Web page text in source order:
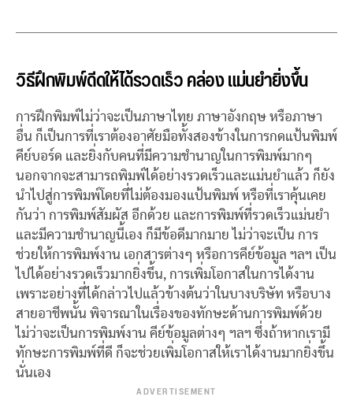
วิธีฝึกพิมพ์ดีดให้ได้รวดเร็ว คล่อง แม่นยำยิ่งขึ้น
การฝึกพิมพ์ไม่ว่าจะเป็นภาษาไทย ภาษาอังกฤษ หรือภาษา
อื่น ก็เป็นการที่เราต้องอาศัยมือทั้งสองข้างในการกดแป้นพิมพ์
คีย์บอร์ด และยิ่งกับคนที่มีความชำนาญในการพิมพ์มากๆ
นอกจากจะสามารถพิมพ์ได้อย่างรวดเร็วและแม่นยำแล้ว ก็ยัง
นำไปสู่การพิมพ์โดยที่ไม่ต้องมองแป้นพิมพ์ หรือที่เราคุ้นเคย
กันว่า การพิมพ์สัมผัส อีกด้วย และการพิมพ์ที่รวดเร็วแม่นยำ
และมีความชำนาญนี้เอง ก็มีข้อดีมากมาย ไม่ว่าจะเป็น การ
ช่วยให้การพิมพ์งาน เอกสารต่างๆ หรือการคีย์ข้อมูล ฯลฯ เป็น
ไปได้อย่างรวดเร็วมากยิ่งขึ้น, การเพิ่มโอกาสในการได้งาน
เพราะอย่างที่ได้กล่าวไปแล้วข้างต้นว่าในบางบริษัท หรือบาง
สายอาชีพนั้น พิจารณาในเรื่องของทักษะด้านการพิมพ์ด้วย
ไม่ว่าจะเป็นการพิมพ์งาน คีย์ข้อมูลต่างๆ ฯลฯ ซึ่งถ้าหากเรามี
ทักษะการพิมพ์ที่ดี ก็จะช่วยเพิ่มโอกาสให้เราได้งานมากยิ่งขึ้น
นั่นเอง
ADVERTISEMENT